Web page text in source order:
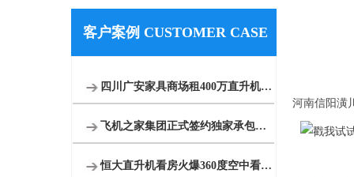
客户案例 CUSTOMER CASE
四川广安家具商场租400万直升机国庆庆典
飞机之家集团正式签约独家承包运营新疆玉其塔什景区，打造低空旅游新标杆！
恒大直升机看房火爆360度空中看房新体验
河南信阳潢